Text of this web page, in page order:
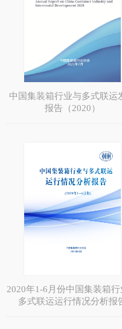
中国集装箱行业与多式联运
报告（2020）
2020年1-6月份中国集装箱
多式联运运行情况分析报